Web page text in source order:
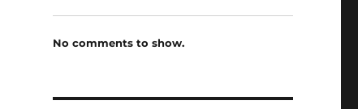
No comments to show.